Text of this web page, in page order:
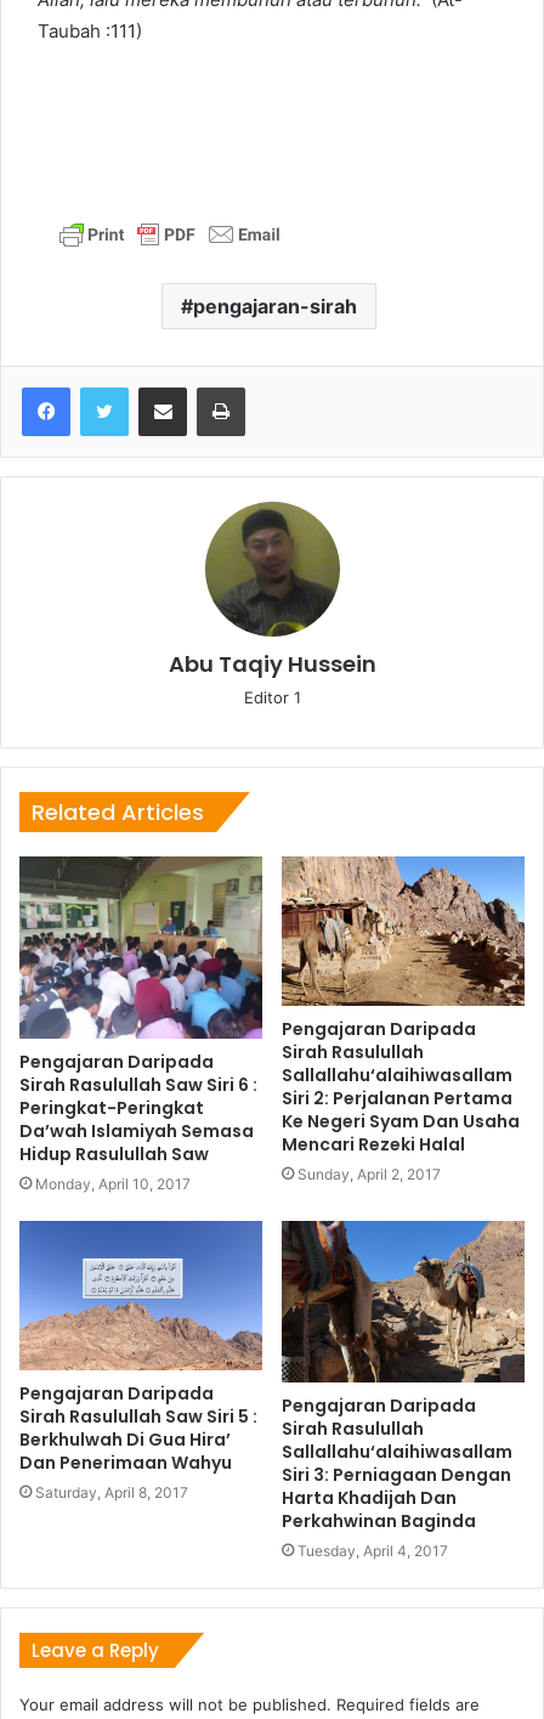
Taubah :111)
pengajaran-sirah
Share via Email Print
Abu Taqiy Hussein
Editor 1
Related Articles
Pengajaran Daripada
Sirah Rasulullah Saw Siri 6 :
Peringkat-Peringkat
Da’wah Islamiyah Semasa
Hidup Rasulullah Saw
Monday, April 10, 2017
Pengajaran Daripada
Sirah Rasulullah
Sallallahu‘alaihiwasallam
Siri 2: Perjalanan Pertama
Ke Negeri Syam Dan Usaha
Mencari Rezeki Halal
Sunday, April 2, 2017
Pengajaran Daripada
Sirah Rasulullah Saw Siri 5 :
Berkhulwah Di Gua Hira’
Dan Penerimaan Wahyu
Saturday, April 8, 2017
Pengajaran Daripada
Sirah Rasulullah
Sallallahu‘alaihiwasallam
Siri 3: Perniagaan Dengan
Harta Khadijah Dan
Perkahwinan Baginda
Tuesday, April 4, 2017
Leave a Reply
Your email address will not be published. Required fields are